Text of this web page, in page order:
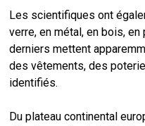
Les scientifiques ont
verre, en métal, en bois,
derniers mettent
des vêtements, des
identifiés.
Du plateau continental